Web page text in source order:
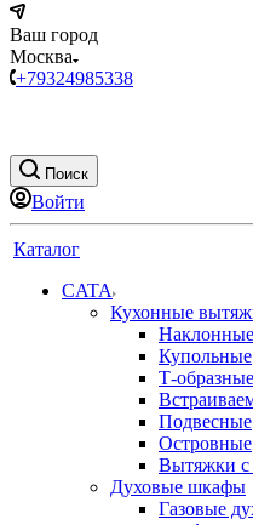
Ваш город
Москва
+79324985338
Поиск
Войти
Каталог
CATA
Кухонные
Наклонные
Купольные
Т-образные
Подвесные
Островные
Вытяжки
Духовые шкафы
Газовые